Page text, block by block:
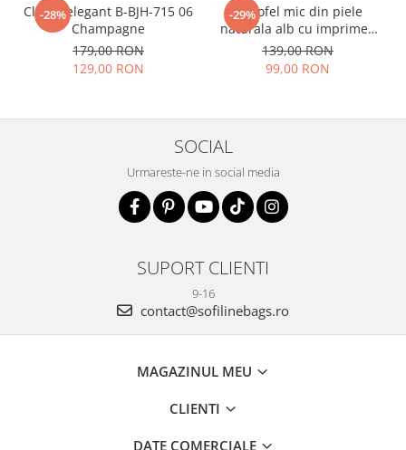
-28%
Clutch elegant B-BJH-715 06
Champagne
179,00 RON
129,00 RON
-29%
Portofel mic din piele
naturala alb cu imprimeu
B-8912 07
139,00 RON
99,00 RON
SOCIAL
Urmareste-ne in social media
SUPORT CLIENTI
9-16
contact@sofilinebags.ro
MAGAZINUL MEU
CLIENTI
DATE COMERCIALE